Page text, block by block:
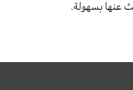
عنها بسهولة.